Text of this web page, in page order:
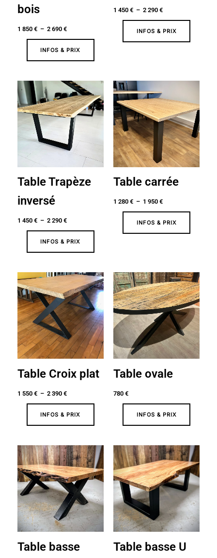
bois
1 850 € – 2 690 €
INFOS & PRIX
1 450 € – 2 290 €
INFOS & PRIX
Table Trapèze
inversé
1 450 € – 2 290 €
Plage
de
prix :
1
450 €
2
290 €
INFOS & PRIX
Table carrée
1 280 € – 1 950 €
prix :
1
280 €
à
1
950 €
INFOS & PRIX
Table Croix plat
1 550 € – 2 390 €
Plage
prix :
1
550 €
à
2
390 €
INFOS & PRIX
Table ovale
780 €
INFOS & PRIX
Table basse
Plage
de
prix :
480 €
à
1
360 €
Table basse U
Plage
de
prix :
480 €
à